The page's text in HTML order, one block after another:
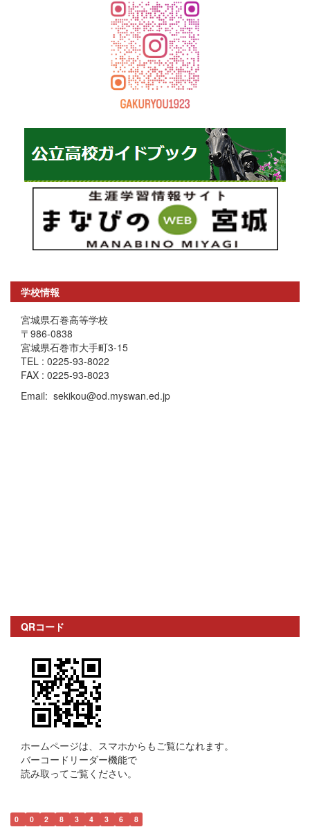
学校情報
宮城県石巻高等学校
〒986-0838
宮城県石巻市大手町3-15
TEL : 0225-93-8022
FAX : 0225-93-8023
Email: sekikou@od.myswan.ed.jp
QRコード
ホームページは、スマホからもご覧になれます。
バーコードリーダー機能で
読み取ってご覧ください。
0 0 2 8 3 4 3 6 8